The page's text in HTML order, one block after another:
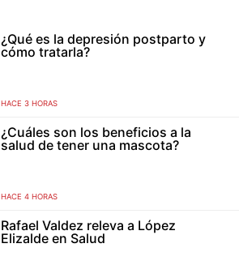
¿Qué es la depresión postparto y
cómo tratarla?
HACE 3 HORAS
¿Cuáles son los beneficios a la
salud de tener una mascota?
HACE 4 HORAS
Rafael Valdez releva a López
Elizalde en Salud